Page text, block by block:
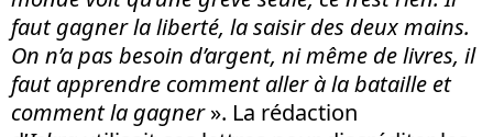
faut gagner la liberté, la saisir des deux mains.
On n’a pas besoin d’argent, ni même de livres, il
faut apprendre comment aller à la bataille et
comment la gagner». La rédaction